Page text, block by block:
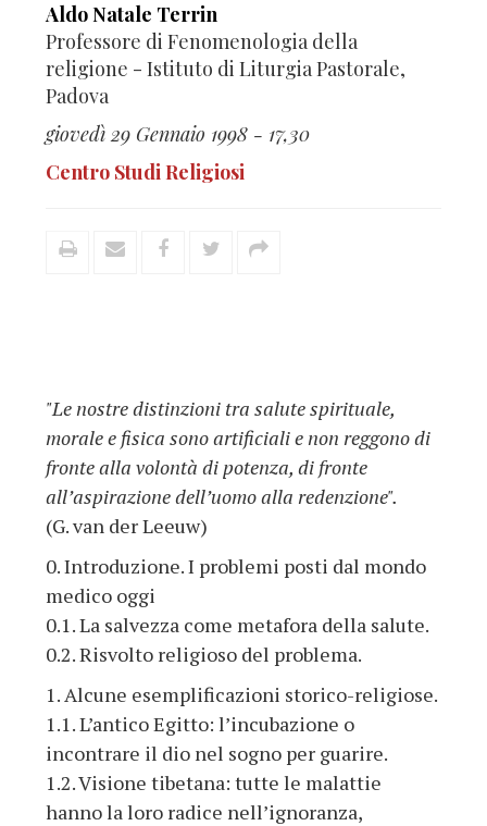
Aldo Natale Terrin
Professore di Fenomenologia della
religione - Istituto di Liturgia Pastorale,
Padova
giovedì 29 Gennaio 1998 - 17,30
Centro Studi Religiosi
"Le nostre distinzioni tra salute spirituale,
morale e fisica sono artificiali e non reggono di
fronte alla volontà di potenza, di fronte
all’aspirazione dell’uomo alla redenzione".
(G. van der Leeuw)
0. Introduzione. I problemi posti dal mondo
medico oggi
0.1. La salvezza come metafora della salute.
0.2. Risvolto religioso del problema.
1. Alcune esemplificazioni storico-religiose.
1.1. L’antico Egitto: l’incubazione o
incontrare il dio nel sogno per guarire.
1.2. Visione tibetana: tutte le malattie
hanno la loro radice nell’ignoranza,